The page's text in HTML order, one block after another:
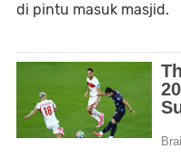
di pintu masuk masjid.